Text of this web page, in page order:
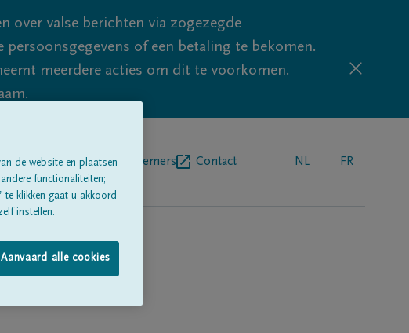
over valse berichten via zogezegde
of een betaling te bekomen.
meerdere acties om dit te voorkomen.
Over onsBegrafenisondernemers Contact NL FR
de website en plaatsen
functionaliteiten;
klikken gaat u akkoord
instellen.
Aanvaard alle cookies